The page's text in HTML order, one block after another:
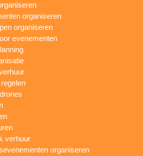
organiseren
organiseren
evenementen
verhuur
organiseren